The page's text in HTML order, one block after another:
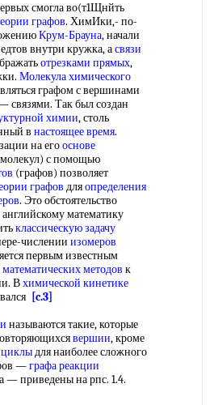
смогла во(т1Щнйть
графов. ХимИки,- по-
Крум-Брауна, начали
внутри кружка, асвязи
отрезками прямых,
Молекула химического
графом с вершинами
Так был создан
химии, столь
в настоящее время.
на егооснове
с помощью
(графов) позволяет
графов дляопределения
. Это обстоятельство
математику
классическую задачу
числении изомеров
первым известным
математических методов к
Вхимической кинетике
[c.3]
называются такие, которые
вершии, кроме
циклыдля наиболее сложного
—графа реакции
— приведены на рпс. 1.4.